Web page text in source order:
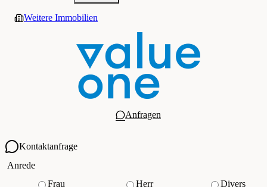
Weitere Immobilien
Anfragen
Kontaktanfrage
Ihre Kontaktdaten
Anrede
Frau
Herr Divers